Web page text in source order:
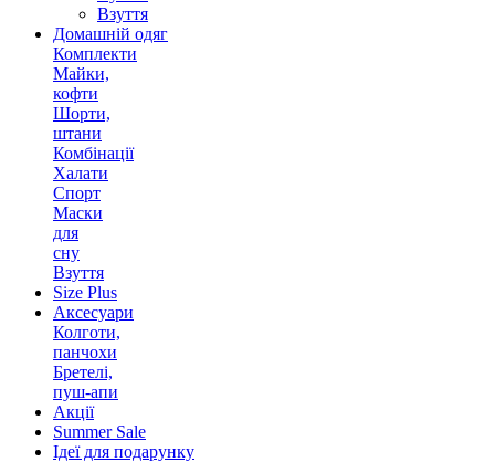
Взуття
Домашній одяг
Комплекти
Майки,
кофти
Шорти,
штани
Комбінації
Халати
Спорт
Маски
для
сну
Взуття
Size Plus
Аксесуари
Колготи,
панчохи
Бретелі,
пуш-апи
Акції
Summer Sale
Ідеї для подарунку